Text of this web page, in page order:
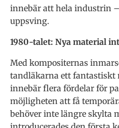
innebär att hela industrin
uppsving.
1980-talet: Nya material
Med kompositernas
tandläkarna ett fantastiskt
innebär flera fördelar för
möjligheten att få
behöver inte längre skylta